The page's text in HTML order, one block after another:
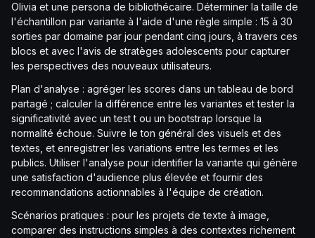
Olivia et une persona de bibliothécaire. Déterminer la taille de
l'échantillon par variante à l'aide d'une règle simple : 15 à 30
sorties par domaine par jour pendant cinq jours, à travers ces
blocs et avec l'avis de stratèges adolescents pour capturer
les perspectives des nouveaux utilisateurs.
Plan d'analyse : agréger les scores dans un tableau de bord
partagé ; calculer la différence entre les variantes et tester la
significativité avec un test t ou un bootstrap lorsque la
normalité échoue. Suivre le ton général des visuels et des
textes, et enregistrer les variations entre les termes et les
publics. Utiliser l'analyse pour identifier la variante qui génère
une satisfaction d'audience plus élevée et fournir des
recommandations actionnables à l'équipe de création.
Scénarios pratiques : pour les projets de texte à image,
comparer des instructions simples à des contextes richement